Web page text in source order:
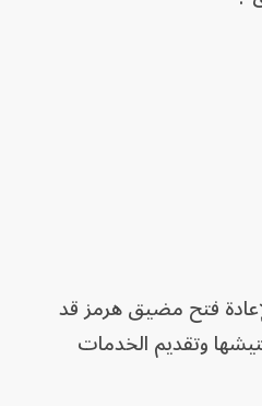
فتح مضيق هرمز قد
وتقديم الخدمات